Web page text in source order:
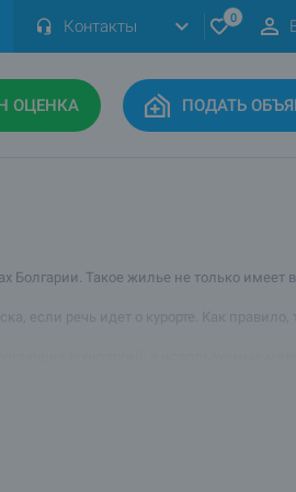
Контакты 0
ОЦЕНКА ПОДАТЬ
Болгарии. Такое жилье не только имеет
если речь идет о курорте. Как правило,
дизайнеры, и внутренняя обстановка